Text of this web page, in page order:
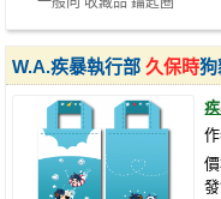
W.A.疾暴執行部久保時